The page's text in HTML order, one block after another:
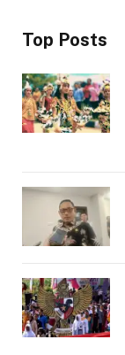
Top Posts